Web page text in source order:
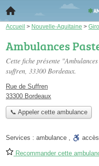
Accueil > Nouvelle-Aquitaine >
Ambulances
Cette fiche présente
suffren, 33300 Bordeaux.
Rue de Suffren
33300 Bordeaux
📞 Appeler cette ambulance
Services : ambulance , accès
Recommander cette